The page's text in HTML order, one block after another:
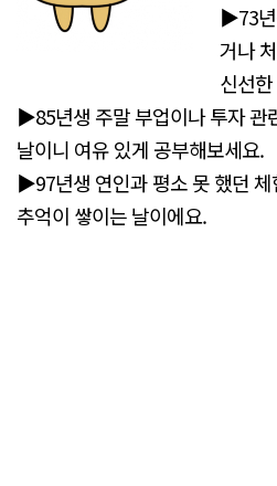
▶73년
거나
신선
▶85년생 주말 부업이나 투자 관
날이니 여유 있게 공부해보세요.
▶97년생 연인과 평소 못 했던
추억이 쌓이는 날이에요.